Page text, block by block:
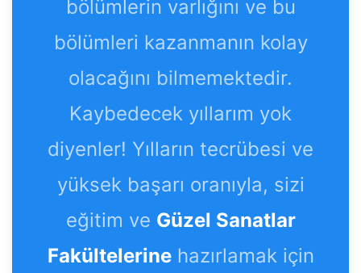
bölümlerin varlığını ve bu
bölümleri kazanmanın kolay
olacağını bilmemektedir.
Kaybedecek yıllarım yok
diyenler! Yılların tecrübesi ve
yüksek başarı oranıyla, sizi
eğitim ve Güzel Sanatlar
Fakültelerinehazırlamak için